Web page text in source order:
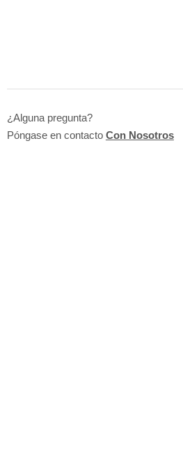
¿Alguna pregunta?
Póngase en contacto Con Nosotros